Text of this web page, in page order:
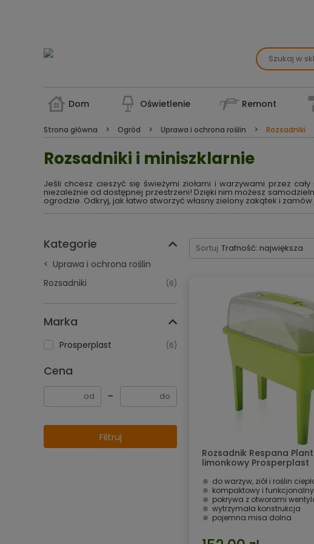
Dom Oświetlenie Remont
Strona główna Ogród Uprawa i ochrona roślin Rozsadniki
Rozsadniki i miniszklarnie
Jeśli chcesz cieszyć się świeżymi ziołami i warzywami przez
niezależnie od dostępnej przestrzeni! Dzięki nim możesz
ogrodzie. Odkryj, jak łatwo stworzyć własny zielony zakątek i
Kategorie
Uprawa i ochrona roślin
Rozsadniki
(6)
Marka
Prosperplast (6)
Cena
−
Filtruj
Sortuj Trafność: największa
Rozsadnik Respana
limonkowy Prosperplast
do warzyw, ziół i roślin
kompaktowy i funkcjonalny
pokrywa z otworami
wytrzymała konstrukcja
pojemna misa dolna